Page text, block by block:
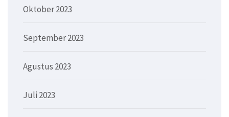
Oktober 2023
September 2023
Agustus 2023
Juli 2023